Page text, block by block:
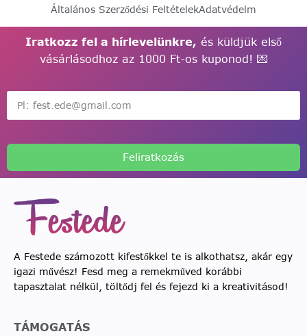
Általános Szerződési FeltételekAdatvédelm
Iratkozz fel a hírlevelünkre, és küldjük első
vásárlásodhoz az 1000 Ft-os kuponod! 💌
Feliratkozás
A Festede számozott kifestőkkel te is alkothatsz, akár egy
igazi művész! Fesd meg a remekműved korábbi
tapasztalat nélkül, töltődj fel és fejezd ki a kreativitásod!
TÁMOGATÁS